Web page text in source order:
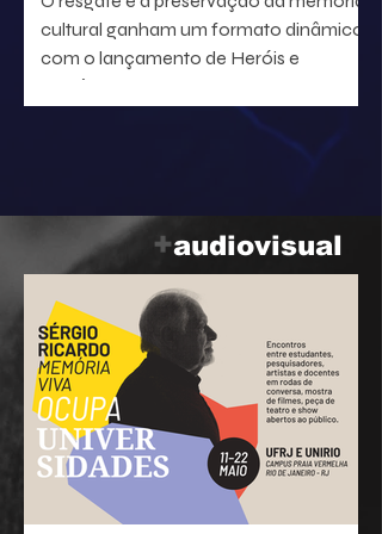
cultural ganham um formato dinâmico
com o lançamento de Heróis e
heroínas da MPB. O projeto, idealizado
pelo radialista e produtor Geraldo Leite
— integrante do grupo Rumo, nome
Baptistão, propõe uma navegação
interativa pela história da música
popular brasileira.
+audiovisual